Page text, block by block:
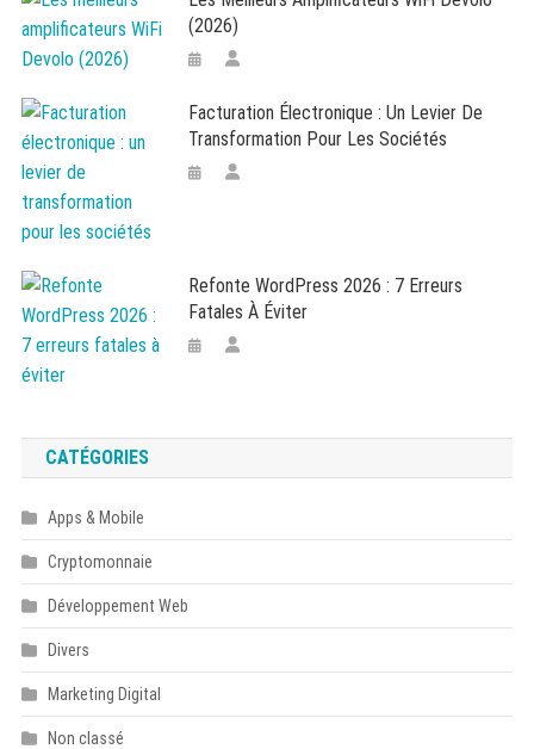
(2026)
Facturation Électronique : Un Levier De
Transformation Pour Les Sociétés
Refonte WordPress 2026 : 7 Erreurs
Fatales À Éviter
CATÉGORIES
Apps & Mobile
Cryptomonnaie
Développement Web
Divers
Marketing Digital
Non classé